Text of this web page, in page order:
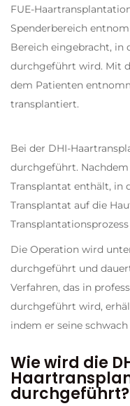
FUE-
Spenderbereich
Bereich eingebracht, in
durchgeführt wird. Mit
dem Patienten
transplantiert.
Bei der DHI-
durchgeführt.
Transplantat enthält, in
Transplantat auf die
Die Operation wird
durchgeführt und
Verfahren, das in
durchgeführt wird,
indem er seine
Wie wird die
durchgeführt?